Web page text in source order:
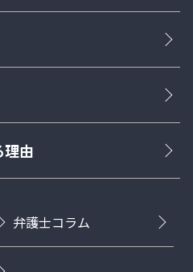
理由
弁護士コラム